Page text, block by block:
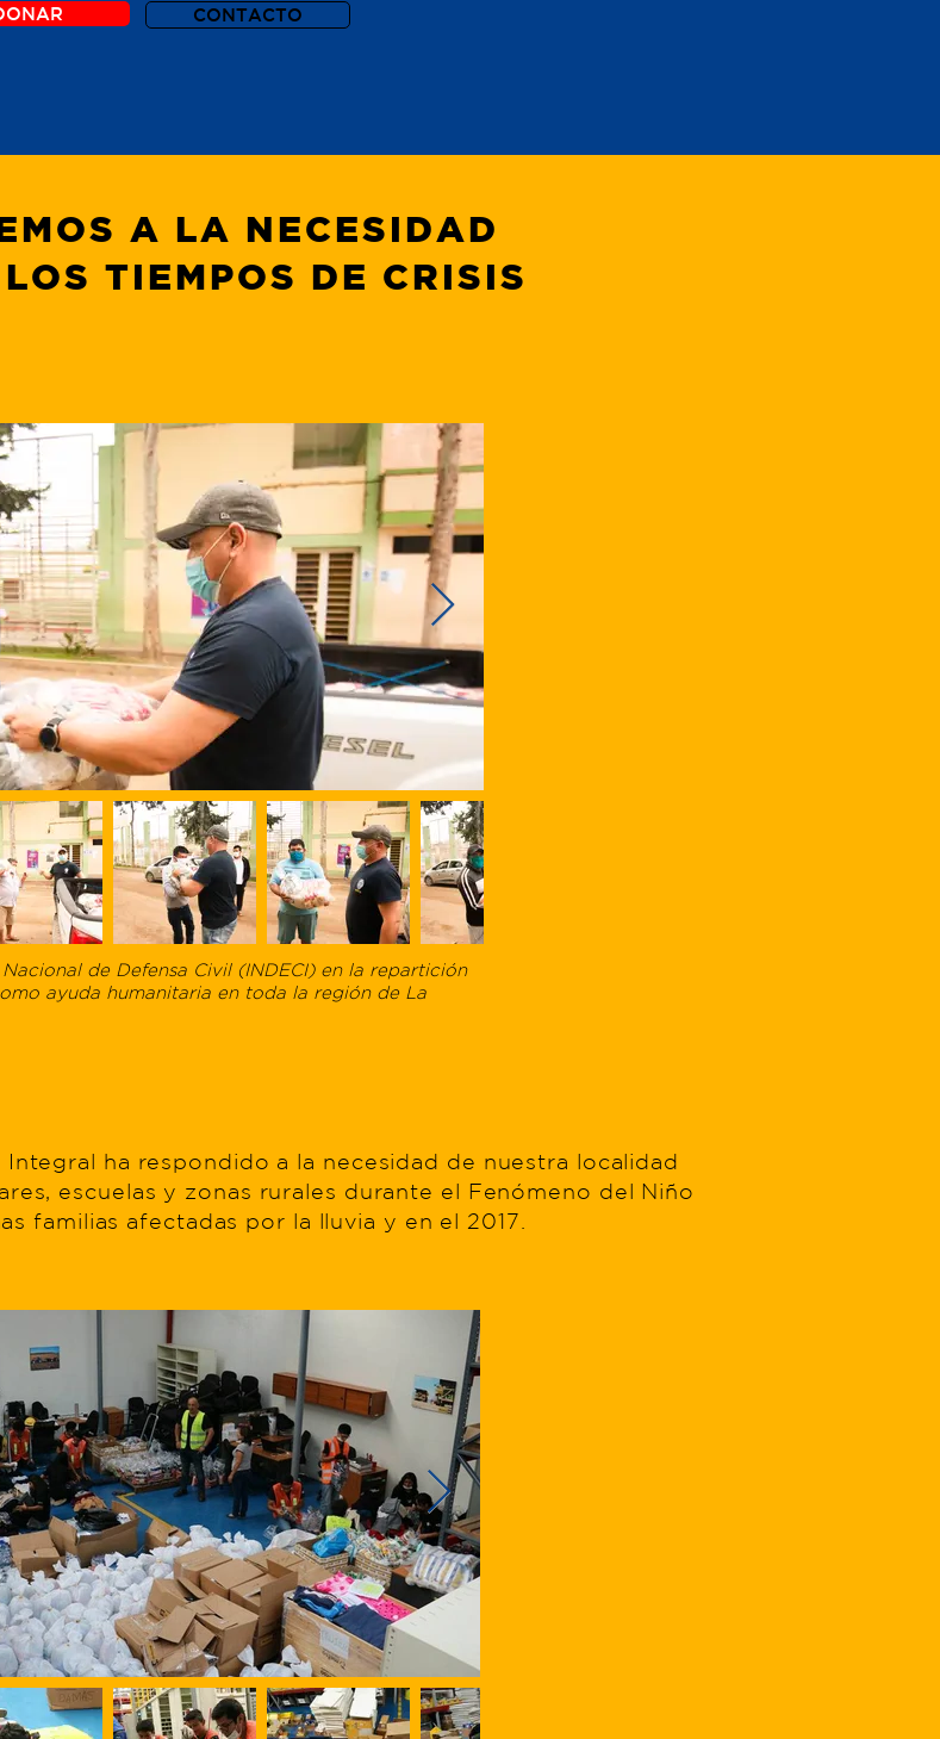
CONTACTO
A LA NECESIDAD
TIEMPOS DE CRISIS
de Defensa Civil (INDECI) en la repartición
ayuda humanitaria en toda la región de La
ha respondido a la necesidad de nuestra localidad
escuelas y zonas rurales durante el Fenómeno del Niño
familias afectadas por la lluvia y en el 2017.